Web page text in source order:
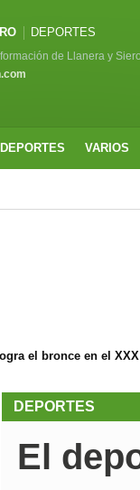
DEPORTES
de Llanera y Siero
DEPORTES VARIOS
el bronce en el
DEPORTES
El